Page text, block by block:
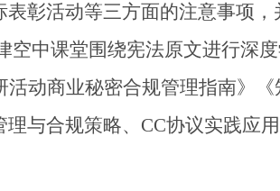
彰活动等三方面的注意事项
空中课堂围绕宪法原文进行深
活动商业秘密合规管理指南》
理与合规策略、CC协议实践应